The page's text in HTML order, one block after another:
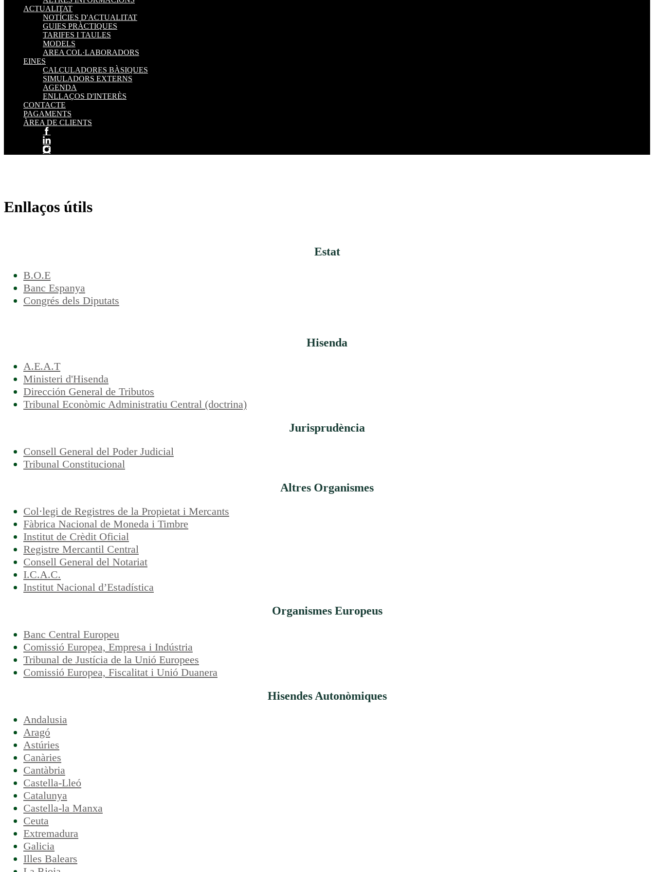
ACTUALITAT
NOTÍCIES D'ACTUALITAT
GUIES PRÀCTIQUES
TARIFES I TAULES
MODELS
AREA COL·LABORADORS
EINES
CALCULADORES BÀSIQUES
SIMULADORS EXTERNS
AGENDA
ENLLAÇOS D'INTERÈS
CONTACTE
PAGAMENTS
ÀREA DE CLIENTS
Enllaços útils
Estat
B.O.E
Banc Espanya
Congrés dels Diputats
Hisenda
A.E.A.T
Ministeri d'Hisenda
Dirección General de Tributos
Tribunal Econòmic Administratiu Central (doctrina)
Jurisprudència
Consell General del Poder Judicial
Tribunal Constitucional
Altres Organismes
Col·legi de Registres de la Propietat i Mercants
Fàbrica Nacional de Moneda i Timbre
Institut de Crèdit Oficial
Registre Mercantil Central
Consell General del Notariat
I.C.A.C.
Institut Nacional d’Estadística
Organismes Europeus
Banc Central Europeu
Comissió Europea, Empresa i Indústria
Tribunal de Justícia de la Unió Europees
Comissió Europea, Fiscalitat i Unió Duanera
Hisendes Autonòmiques
Andalusia
Aragó
Astúries
Canàries
Cantàbria
Castella-Lleó
Catalunya
Castella-la Manxa
Ceuta
Extremadura
Galicia
Illes Balears